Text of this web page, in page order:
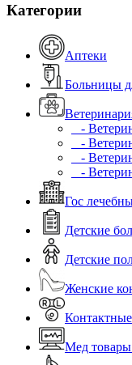
Категории
Аптеки
Больницы
-
-
-
-
Гос
Детские
Детские
Женские
Мед товары